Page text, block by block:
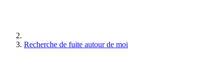
Recherche de fuite autour de moi